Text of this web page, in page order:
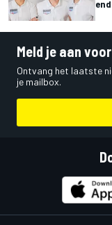
Meld je aan
Ontvang het laatste
je mailbox.